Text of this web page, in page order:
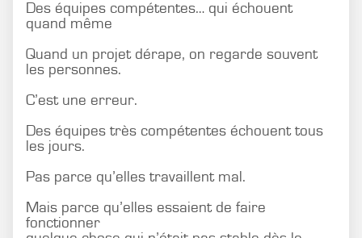
Des équipes compétentes… qui échouent
quand même
Quand un projet dérape, on regarde souvent
les personnes.
C’est une erreur.
Des équipes très compétentes échouent tous
les jours.
Pas parce qu’elles travaillent mal.
Mais parce qu’elles essaient de faire
fonctionner